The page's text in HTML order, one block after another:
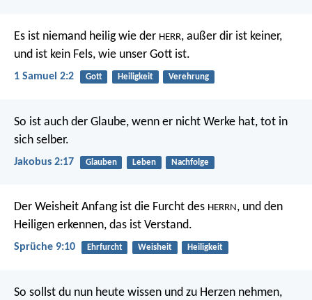
Es ist niemand heilig wie der HERR, außer dir ist keiner,
und ist kein Fels, wie unser Gott ist.
1 Samuel 2:2 Gott Heiligkeit Verehrung
So ist auch der Glaube, wenn er nicht Werke hat, tot in
sich selber.
Jakobus 2:17 Glauben Leben Nachfolge
Der Weisheit Anfang ist die Furcht des HERRN, und den
Heiligen erkennen, das ist Verstand.
Sprüche 9:10 Ehrfurcht Weisheit Heiligkeit
So sollst du nun heute wissen und zu Herzen nehmen,